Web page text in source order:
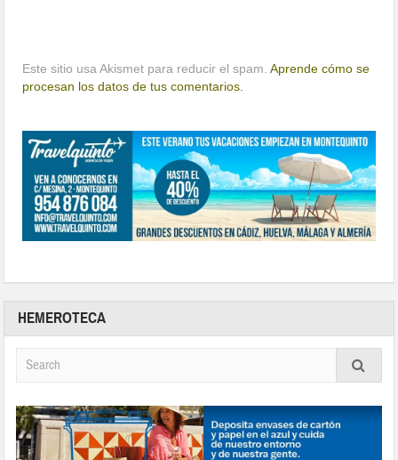
Este sitio usa Akismet para reducir el spam.Aprende cómo se
procesan los datos de tus comentarios.
HEMEROTECA